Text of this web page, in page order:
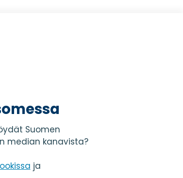
Suomen
median kanavista?
ja